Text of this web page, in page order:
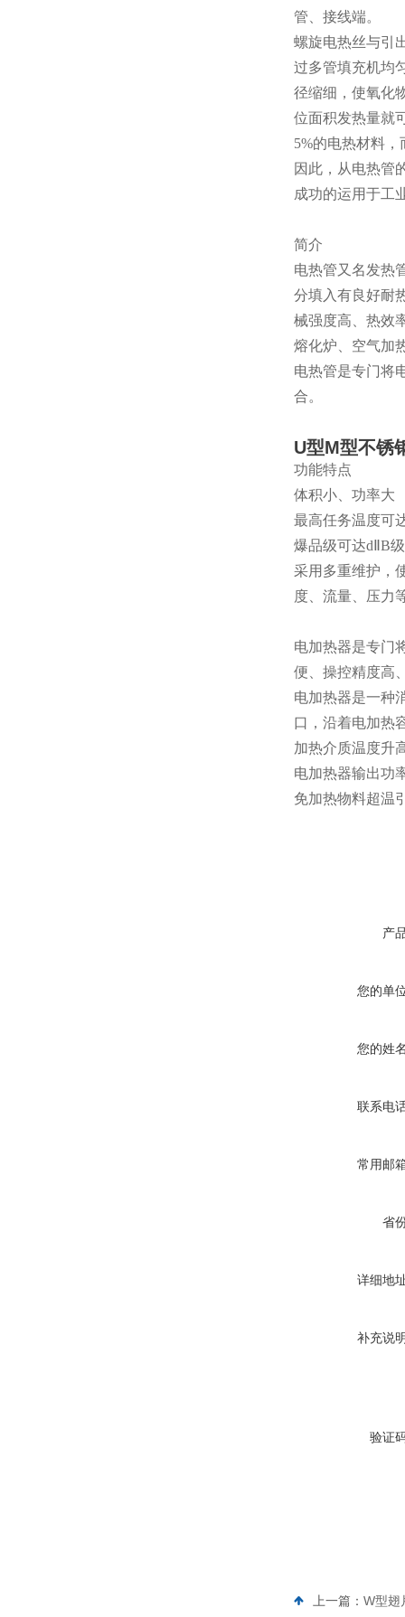
管、接线端。
螺旋电热丝与引
过多管填充机均
径缩细，使氧化
位面积发热量就
5%的电热材料
因此，从电热管
成功的运用于工
简介
电热管又名发热
分填入有良好耐
械强度高、热效
熔化炉、空气加
电热管是专门将
合。
U型M型不锈
功能特点
体积小、功率大
最高任务温度可
爆品级可达dⅡB
采用多重维护，
度、流量、压力
电加热器是专门
便、操控精度高
电加热器是一种
口，沿着电加热
加热介质温度升
电加热器输出功
免加热物料超温
产
您的单
您的姓
联系电
常用邮
省
详细地
补充说
验证
上一篇： W型翅